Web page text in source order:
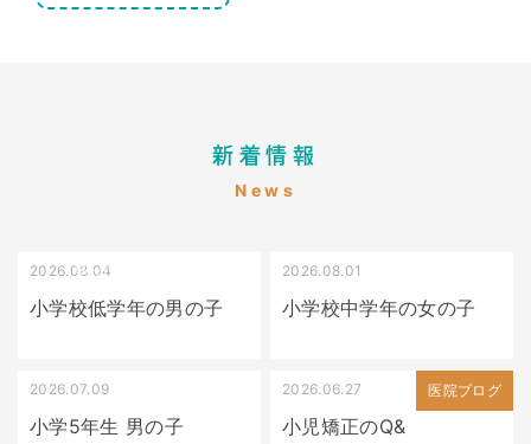
新着情報
News
受け口（しゃくれている）
2026.08.04
小学校低学年の男の子
2026.08.01
小学校中学年の女の子
2026.07.09
小学5年生 男の子
医院ブログ
2026.06.27
小児矯正のQ&